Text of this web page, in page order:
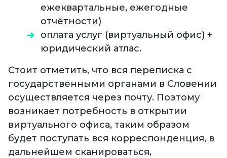
ежеквартальные, ежегодные
отчётности)
оплата услуг (виртуальный офис) +
юридический атлас.
Стоит отметить, что вся переписка с
государственными органами в Словении
осуществляется через почту. Поэтому
возникает потребность в открытии
виртуального офиса, таким образом
будет поступать вся корреспонденция, в
дальнейшем сканироваться,